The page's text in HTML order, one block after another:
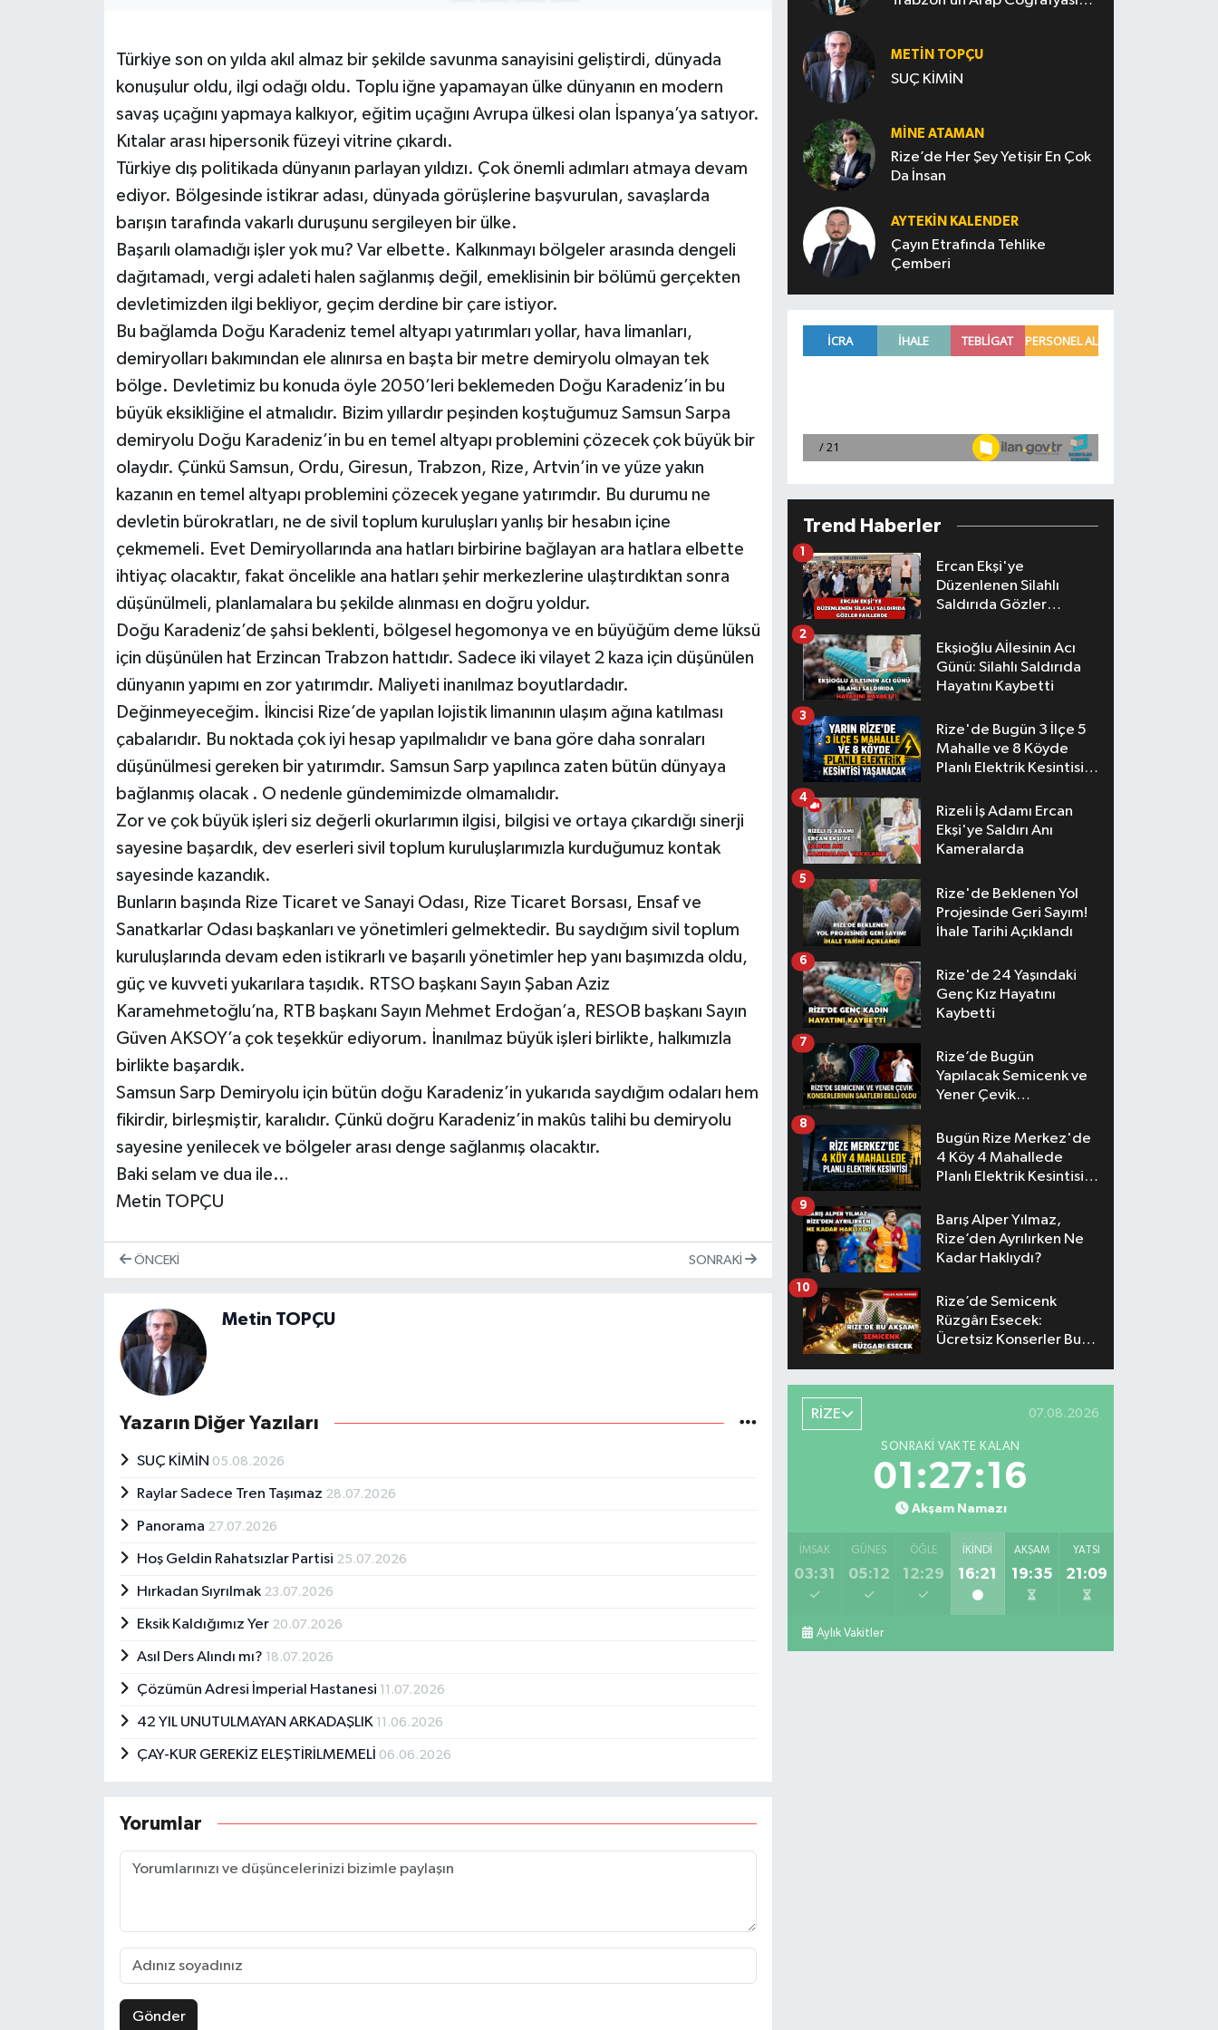
Türkiye son on yılda akıl almaz bir şekilde savunma sanayisini geliştirdi, dünyada
konuşulur oldu, ilgi odağı oldu. Toplu iğne yapamayan ülke dünyanın en modern
savaş uçağını yapmaya kalkıyor, eğitim uçağını Avrupa ülkesi olan İspanya’ya satıyor.
Kıtalar arası hipersonik füzeyi vitrine çıkardı.
Türkiye dış politikada dünyanın parlayan yıldızı. Çok önemli adımları atmaya devam
ediyor. Bölgesinde istikrar adası, dünyada görüşlerine başvurulan, savaşlarda
barışın tarafında vakarlı duruşunu sergileyen bir ülke.
Başarılı olamadığı işler yok mu? Var elbette. Kalkınmayı bölgeler arasında dengeli
dağıtamadı, vergi adaleti halen sağlanmış değil, emeklisinin bir bölümü gerçekten
devletimizden ilgi bekliyor, geçim derdine bir çare istiyor.
Bu bağlamda Doğu Karadeniz temel altyapı yatırımları yollar, hava limanları,
demiryolları bakımından ele alınırsa en başta bir metre demiryolu olmayan tek
bölge. Devletimiz bu konuda öyle 2050’leri beklemeden Doğu Karadeniz’in bu
büyük eksikliğine el atmalıdır. Bizim yıllardır peşinden koştuğumuz Samsun Sarpa
demiryolu Doğu Karadeniz’in bu en temel altyapı problemini çözecek çok büyük bir
olaydır. Çünkü Samsun, Ordu, Giresun, Trabzon, Rize, Artvin’in ve yüze yakın
kazanın en temel altyapı problemini çözecek yegane yatırımdır. Bu durumu ne
devletin bürokratları, ne de sivil toplum kuruluşları yanlış bir hesabın içine
çekmemeli. Evet Demiryollarında ana hatları birbirine bağlayan ara hatlara elbette
ihtiyaç olacaktır, fakat öncelikle ana hatları şehir merkezlerine ulaştırdıktan sonra
düşünülmeli, planlamalara bu şekilde alınması en doğru yoldur.
Doğu Karadeniz’de şahsi beklenti, bölgesel hegomonya ve en büyüğüm deme lüksü
için düşünülen hat Erzincan Trabzon hattıdır. Sadece iki vilayet 2 kaza için düşünülen
dünyanın yapımı en zor yatırımdır. Maliyeti inanılmaz boyutlardadır.
Değinmeyeceğim. İkincisi Rize’de yapılan lojistik limanının ulaşım ağına katılması
çabalarıdır. Bu noktada çok iyi hesap yapılmalıdır ve bana göre daha sonraları
düşünülmesi gereken bir yatırımdır. Samsun Sarp yapılınca zaten bütün dünyaya
bağlanmış olacak . O nedenle gündemimizde olmamalıdır.
Zor ve çok büyük işleri siz değerli okurlarımın ilgisi, bilgisi ve ortaya çıkardığı sinerji
sayesine başardık, dev eserleri sivil toplum kuruluşlarımızla kurduğumuz kontak
sayesinde kazandık.
Bunların başında Rize Ticaret ve Sanayi Odası, Rize Ticaret Borsası, Ensaf ve
Sanatkarlar Odası başkanları ve yönetimleri gelmektedir. Bu saydığım sivil toplum
kuruluşlarında devam eden istikrarlı ve başarılı yönetimler hep yanı başımızda oldu,
güç ve kuvveti yukarılara taşıdık. RTSO başkanı Sayın Şaban Aziz
Karamehmetoğlu’na, RTB başkanı Sayın Mehmet Erdoğan’a, RESOB başkanı Sayın
Güven AKSOY’a çok teşekkür ediyorum. İnanılmaz büyük işleri birlikte, halkımızla
birlikte başardık.
Samsun Sarp Demiryolu için bütün doğu Karadeniz’in yukarıda saydığım odaları hem
fikirdir, birleşmiştir, karalıdır. Çünkü doğru Karadeniz’in makûs talihi bu demiryolu
sayesine yenilecek ve bölgeler arası denge sağlanmış olacaktır.
Baki selam ve dua ile…
Metin TOPÇU
ÖNCEKI SONRAKI
Metin TOPÇU
Yazarın Diğer Yazıları
SUÇ KİMİN 05.08.2026
Raylar Sadece Tren Taşımaz 28.07.2026
Panorama 27.07.2026
Hoş Geldin Rahatsızlar Partisi 25.07.2026
Hırkadan Sıyrılmak 23.07.2026
Eksik Kaldığımız Yer 20.07.2026
Asıl Ders Alındı mı? 18.07.2026
Çözümün Adresi İmperial Hastanesi 11.07.2026
42 YIL UNUTULMAYAN ARKADAŞLIK 11.06.2026
ÇAY-KUR GEREKİZ ELEŞTİRİLMEMELİ 06.06.2026
Yorumlar
Gönder
METIN TOPÇU
SUÇ KİMİN
MINE ATAMAN
Rize’de Her Şey Yetişir En Çok
Da İnsan
AYTEKIN KALENDER
Çayın Etrafında Tehlike
Çemberi
Trend Haberler
Ercan Ekşi'ye
Düzenlenen Silahlı
Saldırıda Gözler
1
Ekşioğlu Aİlesinin Acı
Günü: Silahlı Saldırıda
Hayatını Kaybetti
2
Rize'de Bugün 3 İlçe 5
Mahalle ve 8 Köyde
Planlı Elektrik Kesintisi
3
Rizeli İş Adamı Ercan
Ekşi'ye Saldırı Anı
Kameralarda
4
Rize'de Beklenen Yol
Projesinde Geri Sayım!
İhale Tarihi Açıklandı
5
Rize'de 24 Yaşındaki
Genç Kız Hayatını
Kaybetti
6
Rize’de Bugün
Yapılacak Semicenk ve
Yener Çevik
Belli Oldu
7
Bugün Rize Merkez'de
4 Köy 4 Mahallede
Planlı Elektrik Kesintisi
8
Barış Alper Yılmaz,
Rize’den Ayrılırken Ne
Kadar Haklıydı?
9
Rize’de Semicenk
Rüzgârı Esecek:
Ücretsiz Konserler Bu
10
RİZE 07.08.2026
SONRAKI VAKTE KALAN
01:27:16
Akşam Namazı
İMSAK
03:31
GÜNEŞ
05:12
ÖĞLE
12:29
İKINDI
16:21
AKŞAM
19:35
YATSI
21:09
Aylık Vakitler